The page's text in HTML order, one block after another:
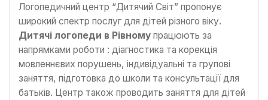
Логопедичний центр “Дитячий Світ” пропонує
широкий спектр послуг для дітей різного віку.
Дитячі логопеди в Рівному працюють за
напрямками роботи : діагностика та корекція
мовленнєвих порушень, індивідуальні та групові
заняття, підготовка до школи та консультації для
батьків. Центр також проводить заняття для дітей